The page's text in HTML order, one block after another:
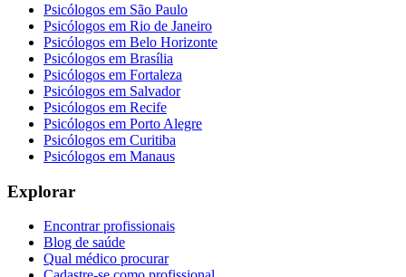
Psicólogos em São Paulo
Psicólogos em Rio de Janeiro
Psicólogos em Belo Horizonte
Psicólogos em Brasília
Psicólogos em Fortaleza
Psicólogos em Salvador
Psicólogos em Recife
Psicólogos em Porto Alegre
Psicólogos em Curitiba
Psicólogos em Manaus
Explorar
Encontrar profissionais
Blog de saúde
Qual médico procurar